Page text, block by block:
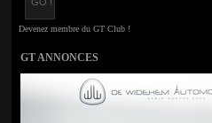
GT ANNONCES